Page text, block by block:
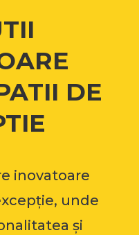
DE
inovatoare
unde
și